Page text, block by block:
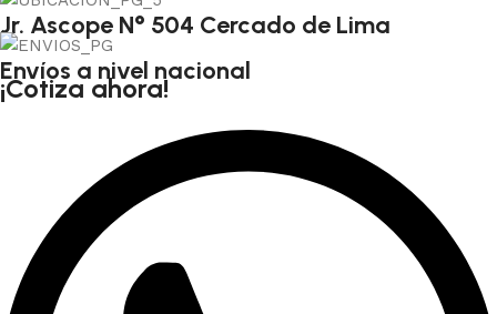
Jr. Ascope N° 504 Cercado de Lima
Envíos a nivel nacional
¡Cotiza ahora!